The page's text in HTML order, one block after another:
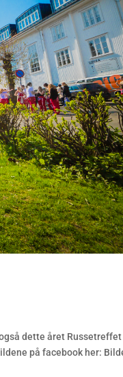
dette året Russetreffet
på facebook her: